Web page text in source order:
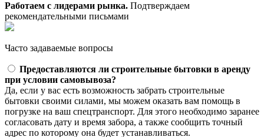
Работаем с лидерами рынка. Подтверждаем
рекомендательными письмами
Часто задаваемые вопросы
Предоставляются ли строительные бытовки в аренду
при условии самовывоза?
Да, если у вас есть возможность забрать строительные
бытовки своими силами, мы можем оказать вам помощь в
погрузке на ваш спецтранспорт. Для этого необходимо заранее
согласовать дату и время забора, а также сообщить точный
адрес по которому она будет устанавливаться.